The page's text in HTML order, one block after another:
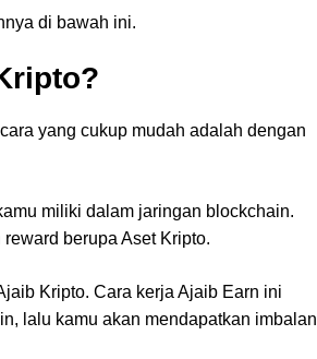
di bawah ini.
yang cukup mudah adalah dengan
miliki dalam jaringan blockchain.
berupa Aset Kripto.
Kripto. Cara kerja Ajaib Earn ini
lalu kamu akan mendapatkan imbalan